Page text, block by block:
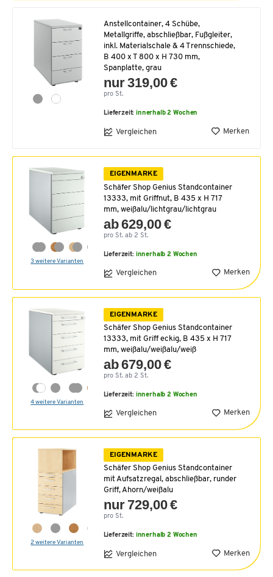
Anstellcontainer, 4 Schübe,
Metallgriffe, abschließbar, Fußgleiter,
inkl. Materialschale & 4 Trennschiede,
B 400 x T 800 x H 730 mm,
Spanplatte, grau
nur 319,00 €
pro St.
Lieferzeit:innerhalb 2 Wochen
Vergleichen Merken
3 weitere Varianten
EIGENMARKE
Schäfer Shop Genius Standcontainer
13333, mit Griffnut, B 435 x H 717
mm, weißalu/lichtgrau/lichtgrau
ab 629,00 €
pro St. ab 2 St.
Lieferzeit: innerhalb 2 Wochen
Vergleichen Merken
4 weitere Varianten
EIGENMARKE
Schäfer Shop Genius Standcontainer
13333, mit Griff eckig, B 435 x H 717
mm, weißalu/weißalu/weiß
ab 679,00 €
pro St. ab 2 St.
Lieferzeit: innerhalb 2 Wochen
Vergleichen Merken
2 weitere Varianten
EIGENMARKE
Schäfer Shop Genius Standcontainer
mit Aufsatzregal, abschließbar, runder
Griff, Ahorn/weißalu
nur 729,00 €
pro St.
Lieferzeit: innerhalb 2 Wochen
Vergleichen Merken